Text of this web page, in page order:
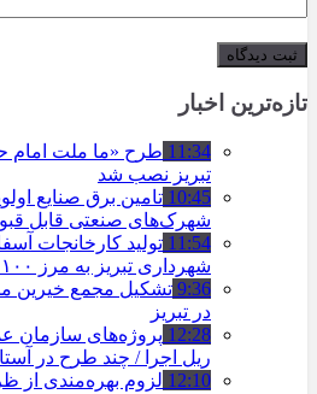
تازه‌ترین اخبار
11:34 طرح «ما ملت امام
تبریز نصب شد
10:45 تامین برق صنایع
شهرک‌های صنعتی قابل
11:54 تولید کارخانجات
شهرداری تبریز به مرز ۱۰۰ هزار تن نزدیک شد
9:36 تشکیل مجمع خیرین
در تبریز
12:28 پروژه‌های سازمان
ریل اجرا / چند طرح در
12:10 لزوم بهره‌مندی از